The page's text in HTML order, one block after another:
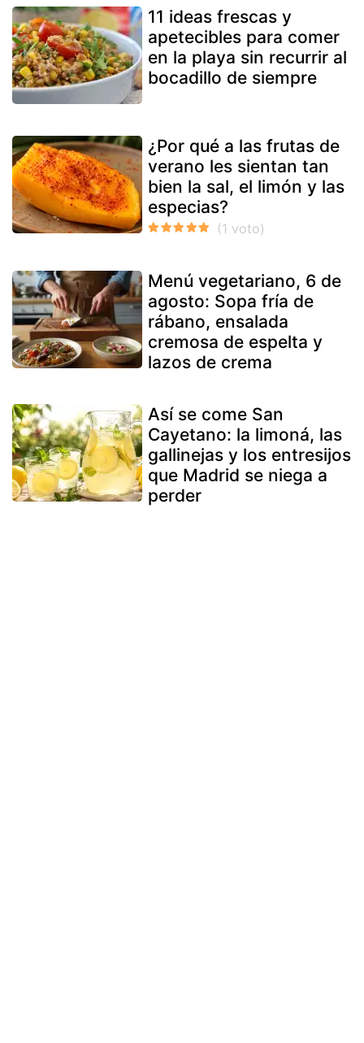
11 ideas frescas y
apetecibles para comer
en la playa sin recurrir al
bocadillo de siempre
¿Por qué a las frutas de
verano les sientan tan
bien la sal, el limón y las
especias?
Menú vegetariano, 6 de
agosto: Sopa fría de
rábano, ensalada
cremosa de espelta y
lazos de crema
Así se come San
Cayetano: la limoná, las
gallinejas y los entresijos
que Madrid se niega a
perder